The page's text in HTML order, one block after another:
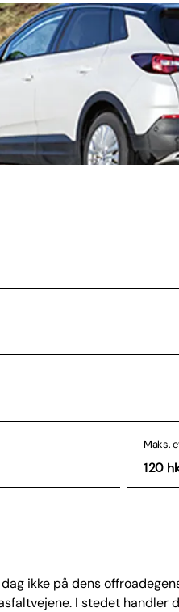
Maks.
120
dag ikke på dens
I stedet handler